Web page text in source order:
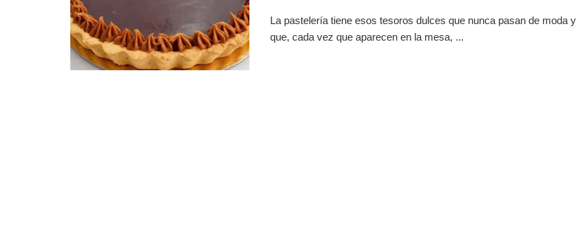
La pastelería tiene esos tesoros dulces que nunca pasan de moda y
que, cada vez que aparecen en la mesa, ...